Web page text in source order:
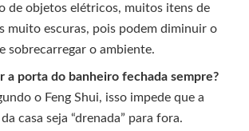
de objetos elétricos, muitos itens de
muito escuras, pois podem diminuir o
sobrecarregar o ambiente.
a porta do banheiro fechada sempre?
o Feng Shui, isso impede que a
casa seja “drenada” para fora.